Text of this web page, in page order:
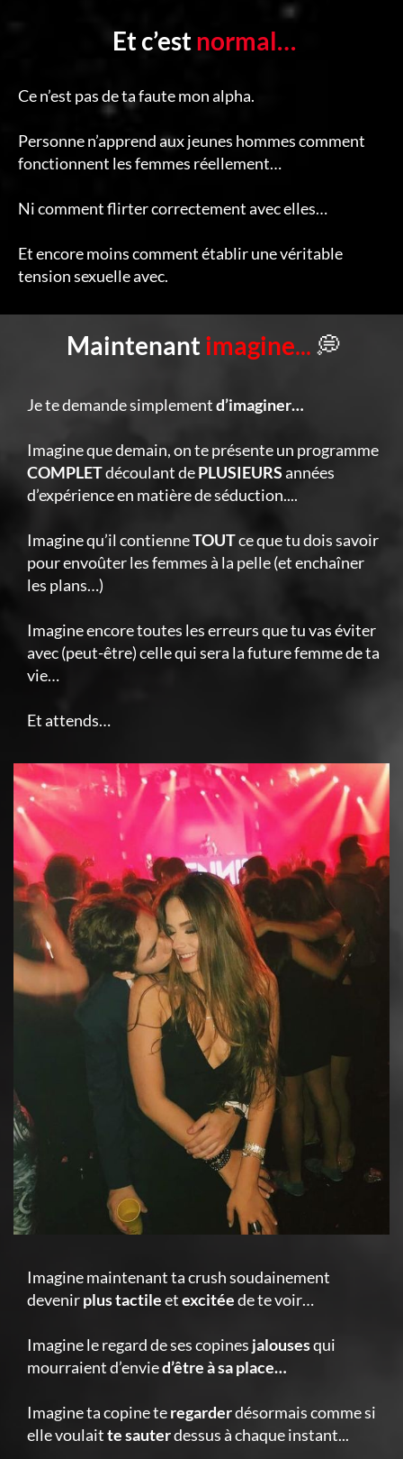
Et c’estnormal…
Ce n’est pas de ta faute mon alpha.
Personne n’apprend aux jeunes hommes comment
fonctionnent les femmes réellement…
Ni comment flirter correctement avec elles…
Et encore moins comment établir une véritable
tension sexuelle avec.
Maintenantimagine... 💭
Je te demande simplementd’imaginer…
Imagine que demain, on te présente un programme
COMPLETdécoulant dePLUSIEURSannées
d’expérience en matière de séduction....
Imagine qu’il contienneTOUTce que tu dois savoir
pour envoûter les femmes à la pelle (et enchaîner
les plans…)
Imagine encore toutes les erreurs que tu vas éviter
avec (peut-être) celle qui sera la future femme de ta
vie…
Et attends…
Imagine maintenant ta crush soudainement
devenirplus tactileetexcitéede te voir…
Imagine le regard de ses copines jalousesqui
mourraient d’envied’être à sa place…
Imagine ta copine teregarderdésormais comme si
elle voulaitte sauterdessus à chaque instant...